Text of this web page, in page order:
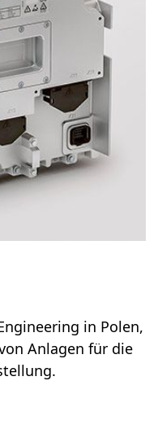
in Polen,
Anlagen für die